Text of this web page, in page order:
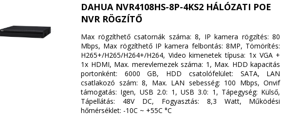
DAHUA NVR4108HS-8P-4KS2 HÁLÓZATI POE
NVR RÖGZÍTŐ
Max rögzíthető csatornák száma: 8, IP kamera rögzítés: 80
Mbps, Max rögzíthető IP kamera felbontás: 8MP, Tömörítés:
H265+/H265/H264+/H264, Video kimenetek típusa: 1x VGA +
1x HDMI, Max. merevlemezek száma: 1, Max. HDD kapacitás
portonként: 6000 GB, HDD csatolófelület: SATA, LAN
csatlakozó szám: 8, Max. LAN sebesség: 100 Mbps, Onvif
támogatás: Igen, USB 2.0: 1, USB 3.0: 1, Tápegység: Külső,
Tápellátás: 48V DC, Fogyasztás: 8,3 Watt, Működési
hőmérséklet: -10C ~ +55C °C